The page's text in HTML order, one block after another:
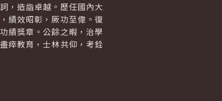
，造詣卓越。歷任國內大
績效昭彰，厥功至偉。復
績獎章。公餘之暇，治學
瘁教育，士林共仰，考銓